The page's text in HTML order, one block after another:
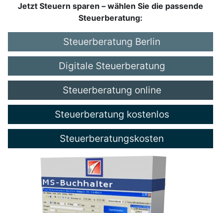
Jetzt Steuern sparen – wählen Sie die passende
Steuerberatung:
Steuerberatung Berlin
Digitale Steuerberatung
Steuerberatung online
Steuerberatung kostenlos
Steuerberatungskosten